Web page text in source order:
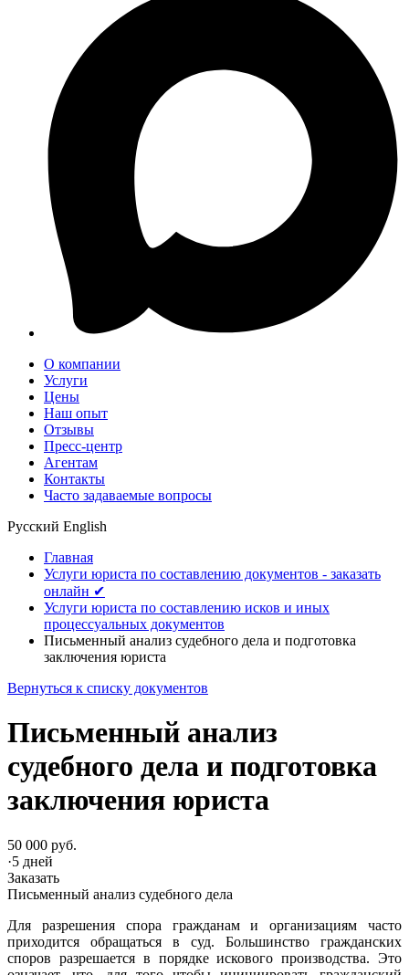
О компании
Услуги
Цены
Наш опыт
Отзывы
Пресс-центр
Агентам
Контакты
Часто задаваемые вопросы
Русский English
Главная
Услуги юриста по составлению документов - заказать
онлайн ✔
Услуги юриста по составлению исков и иных
процессуальных документов
Письменный анализ судебного дела и подготовка
заключения юриста
Вернуться к списку документов
Письменный анализ
судебного дела и подготовка
заключения юриста
50 000 руб.
·5 дней
Заказать
Письменный анализ судебного дела
Для разрешения спора гражданам и организациям часто
приходится обращаться в суд. Большинство гражданских
споров разрешается в порядке искового производства. Это